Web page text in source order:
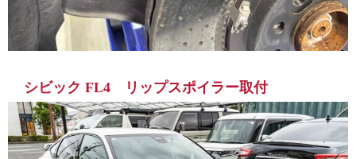
シビック FL4 リップスポイラー取付